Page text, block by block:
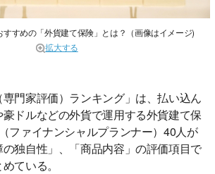
すめの「外貨建て保険」とは？（画像はイメージ)
拡大する
門家評価）ランキング」は、払い込ん
ドルなどの外貨で運用する外貨建て保
ファイナンシャルプランナー）40人が
の独自性」、「商品内容」の評価項目で
ている。